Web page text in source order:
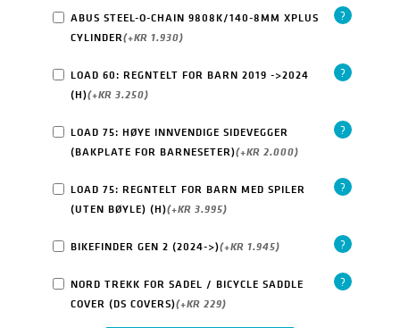
ABUS STEEL-O-CHAIN 9808K/140-8MM XPLUS
CYLINDER(+KR1.930)
?
LOAD 60: REGNTELT FOR BARN 2019 ->2024
(H)(+KR3.250)
?
LOAD 75: HØYE INNVENDIGE SIDEVEGGER
(BAKPLATE FOR BARNESETER)(+KR2.000)
?
LOAD 75: REGNTELT FOR BARN MED SPILER
(UTEN BØYLE) (H)(+KR3.995)
?
BIKEFINDER GEN 2 (2024->)(+KR1.945) ?
NORD TREKK FOR SADEL / BICYCLE SADDLE
COVER (DS COVERS)(+KR229)
?